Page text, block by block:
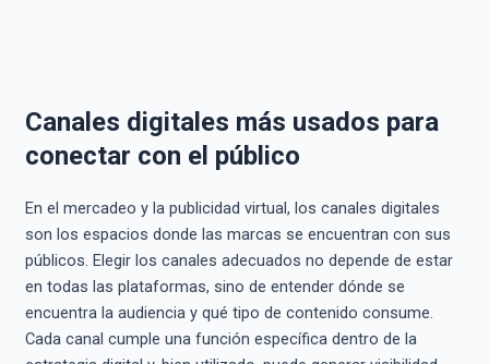
Canales digitales más usados para
conectar con el público
En el mercadeo y la publicidad virtual, los canales digitales
son los espacios donde las marcas se encuentran con sus
públicos. Elegir los canales adecuados no depende de estar
en todas las plataformas, sino de entender dónde se
encuentra la audiencia y qué tipo de contenido consume.
Cada canal cumple una función específica dentro de la